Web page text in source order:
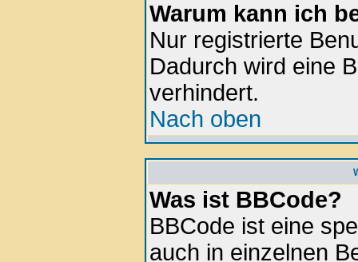
Warum kann ich
Nur registrierte
Dadurch wird eine
verhindert.
Nach oben
Was ist BBCode?
BBCode ist eine
auch in einzelnen